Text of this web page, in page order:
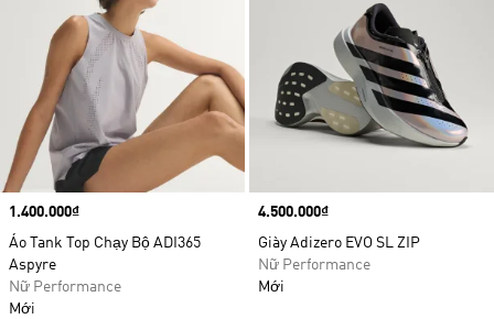
Price
1.400.000₫
Áo Tank Top Chạy Bộ ADI365
Aspyre
Nữ Performance
Mới
Price
4.500.000₫
Giày Adizero EVO SL ZIP
Nữ Performance
Mới